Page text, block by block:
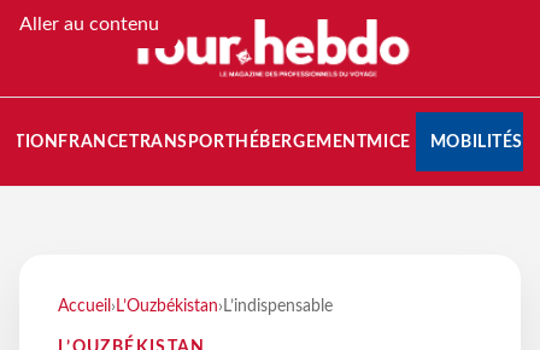
Aller au contenu
FRANCETRANSPORT HÉBERGEMENTMICE MOBILITÉS
Accueil › L’Ouzbékistan› L’indispensable